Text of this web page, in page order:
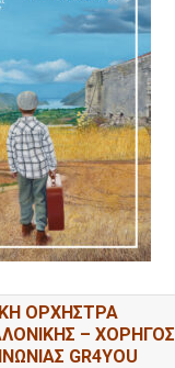
ΟΡΧΗΣΤΡΑ
– ΧΟΡΗΓΟΣ
GR4YOU